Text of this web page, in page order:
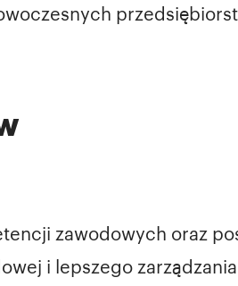
zawodowych oraz
i lepszego